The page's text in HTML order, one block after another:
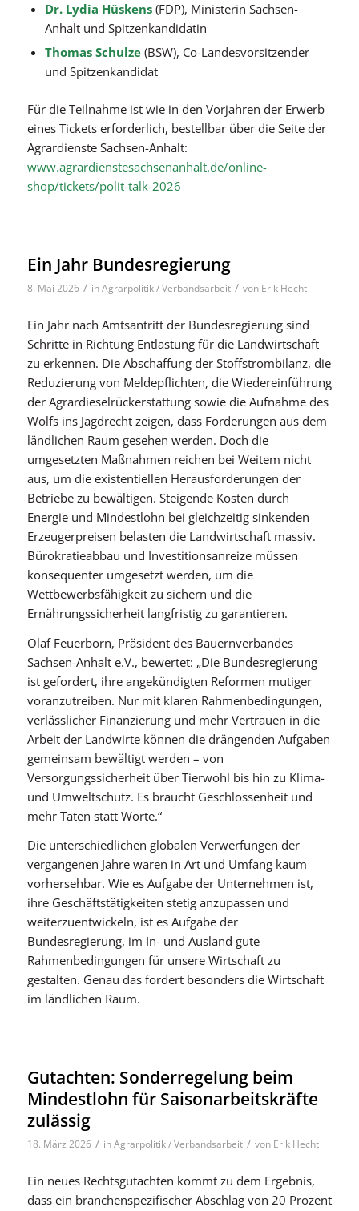
Dr. Lydia Hüskens(FDP), Ministerin Sachsen-
Anhalt und Spitzenkandidatin
Thomas Schulze(BSW), Co-Landesvorsitzender
und Spitzenkandidat
Für die Teilnahme ist wie in den Vorjahren der Erwerb
eines Tickets erforderlich, bestellbar über die Seite der
Agrardienste Sachsen-Anhalt:
www.agrardienstesachsenanhalt.de/online-
shop/tickets/polit-talk-2026
Ein Jahr Bundesregierung
8. Mai 2026 / inAgrarpolitik / Verbandsarbeit / von Erik Hecht
Ein Jahr nach Amtsantritt der Bundesregierung sind
Schritte in Richtung Entlastung für die Landwirtschaft
zu erkennen. Die Abschaffung der Stoffstrombilanz, die
Reduzierung von Meldepflichten, die Wiedereinführung
der Agrardieselrückerstattung sowie die Aufnahme des
Wolfs ins Jagdrecht zeigen, dass Forderungen aus dem
ländlichen Raum gesehen werden. Doch die
umgesetzten Maßnahmen reichen bei Weitem nicht
aus, um die existentiellen Herausforderungen der
Betriebe zu bewältigen. Steigende Kosten durch
Energie und Mindestlohn bei gleichzeitig sinkenden
Erzeugerpreisen belasten die Landwirtschaft massiv.
Bürokratieabbau und Investitionsanreize müssen
konsequenter umgesetzt werden, um die
Wettbewerbsfähigkeit zu sichern und die
Ernährungssicherheit langfristig zu garantieren.
Olaf Feuerborn, Präsident des Bauernverbandes
Sachsen-Anhalt e.V., bewertet: „Die Bundesregierung
ist gefordert, ihre angekündigten Reformen mutiger
voranzutreiben. Nur mit klaren Rahmenbedingungen,
verlässlicher Finanzierung und mehr Vertrauen in die
Arbeit der Landwirte können die drängenden Aufgaben
gemeinsam bewältigt werden – von
Versorgungssicherheit über Tierwohl bis hin zu Klima-
und Umweltschutz. Es braucht Geschlossenheit und
mehr Taten statt Worte.“
Die unterschiedlichen globalen Verwerfungen der
vergangenen Jahre waren in Art und Umfang kaum
vorhersehbar. Wie es Aufgabe der Unternehmen ist,
ihre Geschäftstätigkeiten stetig anzupassen und
weiterzuentwickeln, ist es Aufgabe der
Bundesregierung, im In- und Ausland gute
Rahmenbedingungen für unsere Wirtschaft zu
gestalten. Genau das fordert besonders die Wirtschaft
im ländlichen Raum.
Gutachten: Sonderregelung beim
Mindestlohn für Saisonarbeitskräfte
zulässig
18. März 2026 / inAgrarpolitik / Verbandsarbeit / von Erik Hecht
Ein neues Rechtsgutachten kommt zu dem Ergebnis,
dass ein branchenspezifischer Abschlag von 20 Prozent